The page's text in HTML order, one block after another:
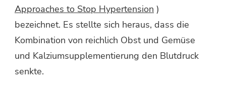
Approaches to Stop Hypertension )
bezeichnet. Es stellte sich heraus, dass die
Kombination von reichlich Obst und Gemüse
und Kalziumsupplementierung den Blutdruck
senkte.